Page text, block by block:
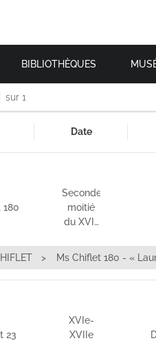
BIBLIOTHÈQUES
sur 1
Date
180
Seconde
moitié
du XVI…
Ms Chiflet 180 - «
23
XVIe-
XVIIe